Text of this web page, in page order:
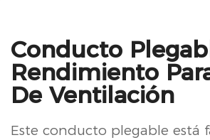
Conducto
Rendimiento
De Ventilación
Este conducto plegable está